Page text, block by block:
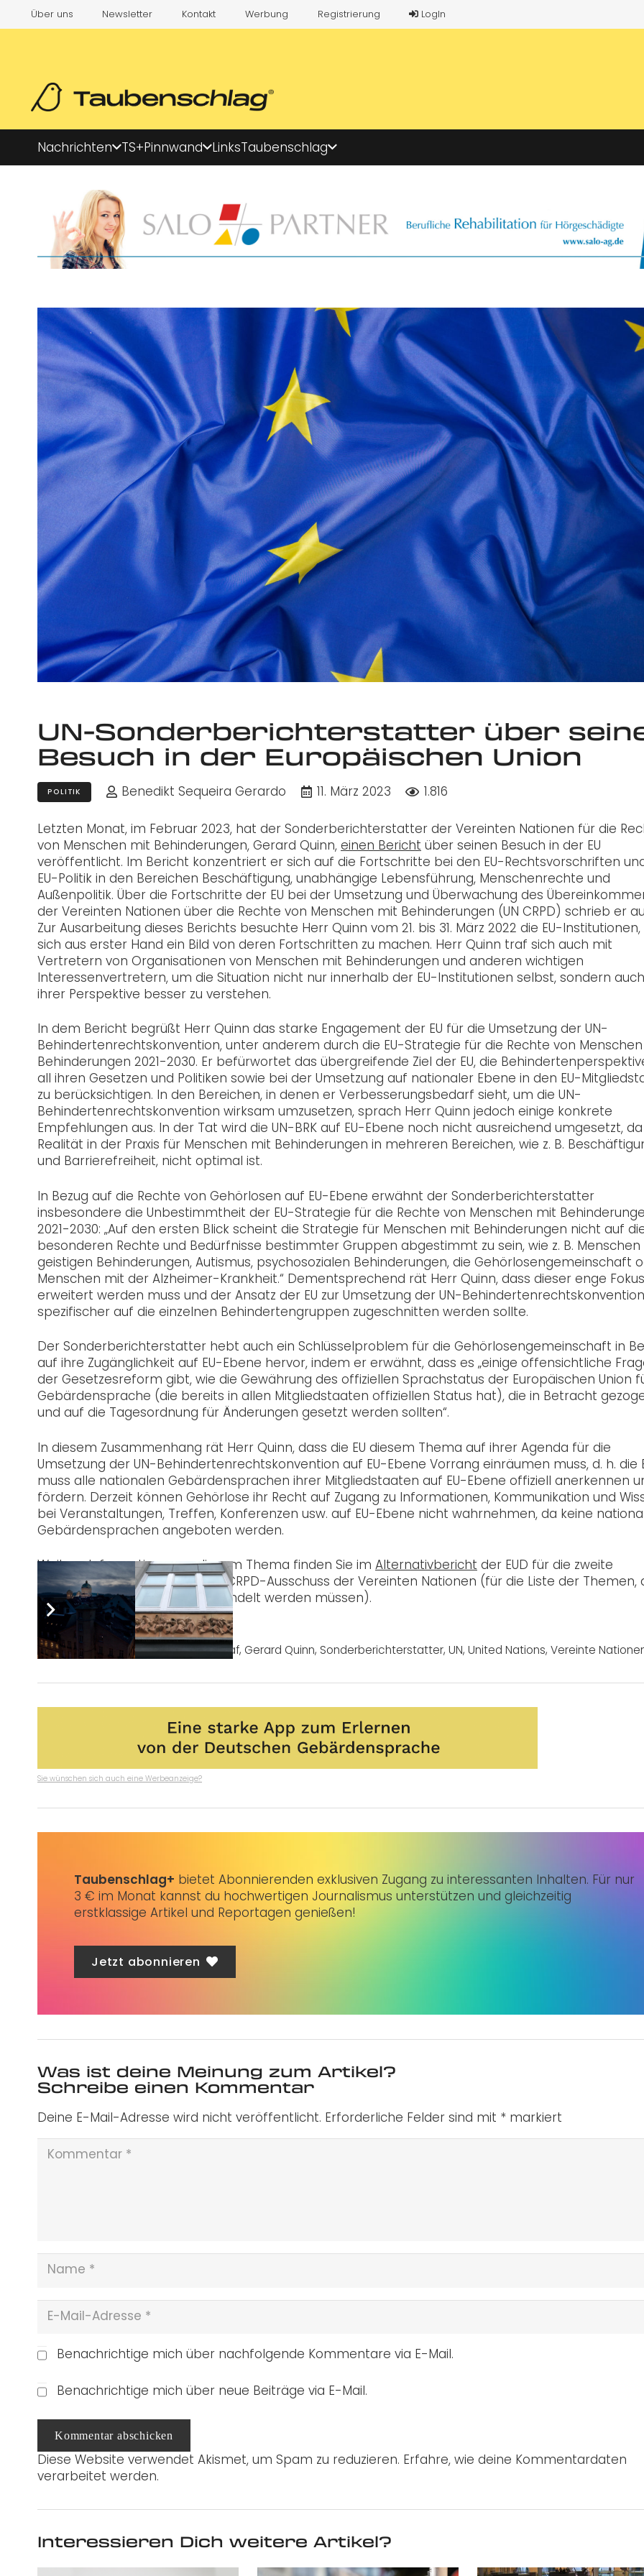
Über uns Newsletter Kontakt Werbung Registrierung LogIn
Nachrichten TS+Pinnwand LinksTaubenschlag
UN-Sonderberichterstatter über
Besuch in der Europäischen Union
POLITIK Benedikt Sequeira Gerardo 11. März 2023 1.816
Letzten Monat, im Februar 2023, hat der Sonderberichterstatter der Vereinten Nationen für die
von Menschen mit Behinderungen, Gerard Quinn, einen Bericht über seinen Besuch in der EU
veröffentlicht. Im Bericht konzentriert er sich auf die Fortschritte bei den EU-Rechtsvorschriften
EU-Politik in den Bereichen Beschäftigung, unabhängige Lebensführung, Menschenrechte und
Außenpolitik. Über die Fortschritte der EU bei der Umsetzung und Überwachung des
der Vereinten Nationen über die Rechte von Menschen mit Behinderungen (UN CRPD) schrieb er
Zur Ausarbeitung dieses Berichts besuchte Herr Quinn vom 21. bis 31. März 2022 die EU-
sich aus erster Hand ein Bild von deren Fortschritten zu machen. Herr Quinn traf sich auch mit
Vertretern von Organisationen von Menschen mit Behinderungen und anderen wichtigen
Interessenvertretern, um die Situation nicht nur innerhalb der EU-Institutionen selbst, sondern
ihrer Perspektive besser zu verstehen.
In dem Bericht begrüßt Herr Quinn das starke Engagement der EU für die Umsetzung der UN-
Behindertenrechtskonvention, unter anderem durch die EU-Strategie für die Rechte von
Behinderungen 2021-2030. Er befürwortet das übergreifende Ziel der EU, die
all ihren Gesetzen und Politiken sowie bei der Umsetzung auf nationaler Ebene in den EU-
zu berücksichtigen. In den Bereichen, in denen er Verbesserungsbedarf sieht, um die UN-
Behindertenrechtskonvention wirksam umzusetzen, sprach Herr Quinn jedoch einige konkrete
Empfehlungen aus. In der Tat wird die UN-BRK auf EU-Ebene noch nicht ausreichend umgesetzt,
Realität in der Praxis für Menschen mit Behinderungen in mehreren Bereichen, wie z. B.
und Barrierefreiheit, nicht optimal ist.
In Bezug auf die Rechte von Gehörlosen auf EU-Ebene erwähnt der Sonderberichterstatter
insbesondere die Unbestimmtheit der EU-Strategie für die Rechte von Menschen mit
2021-2030: „Auf den ersten Blick scheint die Strategie für Menschen mit Behinderungen nicht auf
besonderen Rechte und Bedürfnisse bestimmter Gruppen abgestimmt zu sein, wie z. B.
geistigen Behinderungen, Autismus, psychosozialen Behinderungen, die Gehörlosengemeinschaft
Menschen mit der Alzheimer-Krankheit.“ Dementsprechend rät Herr Quinn, dass dieser enge Fokus
erweitert werden muss und der Ansatz der EU zur Umsetzung der UN-Behindertenrechtskonvention
spezifischer auf die einzelnen Behindertengruppen zugeschnitten werden sollte.
Der Sonderberichterstatter hebt auch ein Schlüsselproblem für die Gehörlosengemeinschaft in
auf ihre Zugänglichkeit auf EU-Ebene hervor, indem er erwähnt, dass es „einige offensichtliche
der Gesetzesreform gibt, wie die Gewährung des offiziellen Sprachstatus der Europäischen Union
Gebärdensprache (die bereits in allen Mitgliedstaaten offiziellen Status hat), die in Betracht
und auf die Tagesordnung für Änderungen gesetzt werden sollten“.
In diesem Zusammenhang rät Herr Quinn, dass die EU diesem Thema auf ihrer Agenda für die
Umsetzung der UN-Behindertenrechtskonvention auf EU-Ebene Vorrang einräumen muss, d. h. die
muss alle nationalen Gebärdensprachen ihrer Mitgliedstaaten auf EU-Ebene offiziell anerkennen
fördern. Derzeit können Gehörlose ihr Recht auf Zugang zu Informationen, Kommunikation und
bei Veranstaltungen, Treffen, Konferenzen usw. auf EU-Ebene nicht wahrnehmen, da keine
Gebärdensprachen angeboten werden.
Weitere Informationen zu diesem Thema finden Sie im Alternativbericht der EUD für die zweite
Überprüfung der EU durch den CRPD-Ausschuss der Vereinten Nationen (für die Liste der Themen,
vor der Berichterstattung behandelt werden müssen).
Post Views: 1.816
Tags:EUD European Union of the Deaf, Gerard Quinn, Sonderberichterstatter, UN, United Nations, Vereinte
Sie wünschen sich auch eine Werbeanzeige?
Taubenschlag+ bietet Abonnierenden exklusiven Zugang zu interessanten Inhalten. Für nur
3 € im Monat kannst du hochwertigen Journalismus unterstützen und gleichzeitig
erstklassige Artikel und Reportagen genießen!
Jetzt abonnieren
Was ist deine Meinung zum Artikel?
Schreibe einen Kommentar
Deine E-Mail-Adresse wird nicht veröffentlicht. Erforderliche Felder sind mit * markiert
Benachrichtige mich über nachfolgende Kommentare via E-Mail.
Benachrichtige mich über neue Beiträge via E-Mail.
Kommentar abschicken
Diese Website verwendet Akismet, um Spam zu reduzieren. Erfahre, wie deine Kommentardaten
verarbeitet werden.
Interessieren Dich weitere Artikel?